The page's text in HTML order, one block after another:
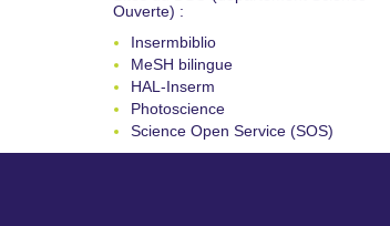
Ouverte) :
Insermbiblio
MeSH bilingue
HAL-Inserm
Photoscience
Science Open Service (SOS)